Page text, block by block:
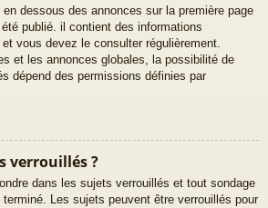
dessous des annonces sur la première page
publié. il contient des informations
vous devez le consulter régulièrement.
et les annonces globales, la possibilité de
dépend des permissions définies par
verrouillés ?
dans les sujets verrouillés et tout sondage
Les sujets peuvent être verrouillés pour